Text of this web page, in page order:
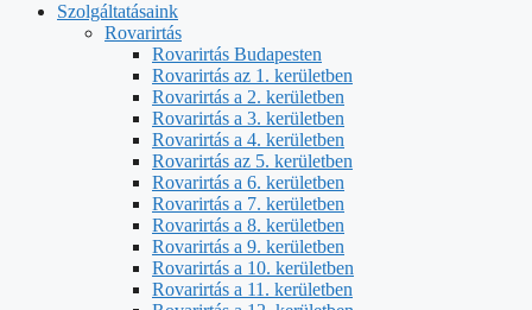
Szolgáltatásaink
Rovarirtás
Rovarirtás Budapesten
Rovarirtás az 1. kerületben
Rovarirtás a 2. kerületben
Rovarirtás a 3. kerületben
Rovarirtás a 4. kerületben
Rovarirtás az 5. kerületben
Rovarirtás a 6. kerületben
Rovarirtás a 7. kerületben
Rovarirtás a 8. kerületben
Rovarirtás a 9. kerületben
Rovarirtás a 10. kerületben
Rovarirtás a 11. kerületben